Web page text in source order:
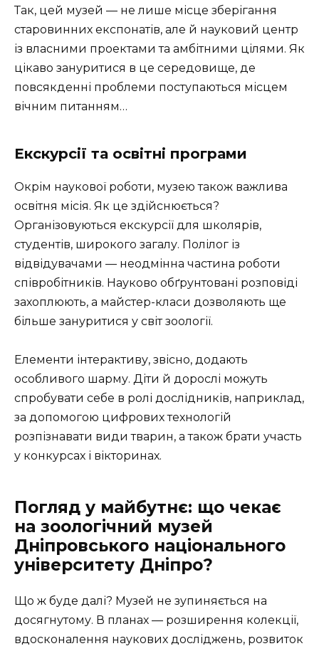
Так, цей музей — не лише місце зберігання
старовинних експонатів, але й науковий центр
із власними проектами та амбітними цілями. Як
цікаво зануритися в це середовище, де
повсякденні проблеми поступаються місцем
вічним питанням…
Екскурсії та освітні програми
Окрім наукової роботи, музею також важлива
освітня місія. Як це здійснюється?
Організовуються екскурсії для школярів,
студентів, широкого загалу. Полілог із
відвідувачами — неодмінна частина роботи
співробітників. Науково обґрунтовані розповіді
захоплюють, а майстер-класи дозволяють ще
більше зануритися у світ зоології.
Елементи інтерактиву, звісно, додають
особливого шарму. Діти й дорослі можуть
спробувати себе в ролі дослідників, наприклад,
за допомогою цифрових технологій
розпізнавати види тварин, а також брати участь
у конкурсах і вікторинах.
Погляд у майбутнє: що чекає
на зоологічний музей
Дніпровського національного
університету Дніпро?
Що ж буде далі? Музей не зупиняється на
досягнутому. В планах — розширення колекції,
вдосконалення наукових досліджень, розвиток